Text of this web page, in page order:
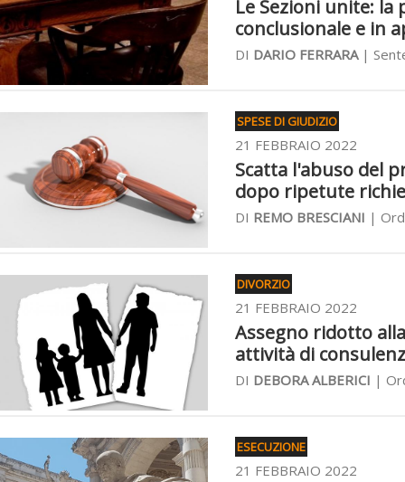
Le Sezioni unite:
conclusionale e in
DI DARIO FERRARA|
SPESE DI GIUDIZIO
21 FEBBRAIO 2022
Scatta l'abuso del
dopo ripetute
DI REMO BRESCIANI |
DIVORZIO
21 FEBBRAIO 2022
Assegno ridotto
attività di
DI DEBORA ALBERICI |
ESECUZIONE
21 FEBBRAIO 2022